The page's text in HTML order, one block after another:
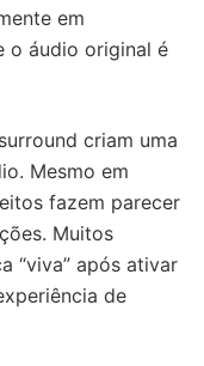
em
o áudio original é
criam uma
Mesmo em
fazem parecer
Muitos
“viva” após ativar
de